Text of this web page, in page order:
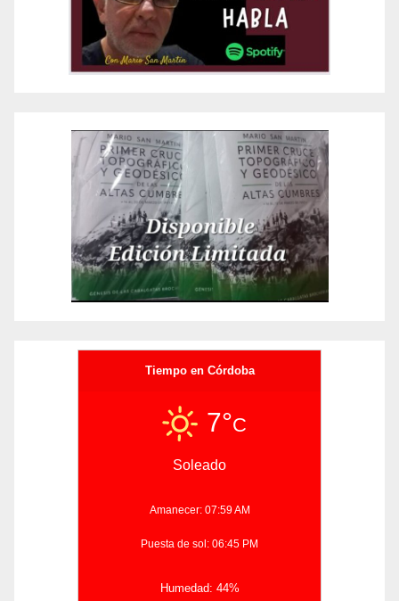
Tiempo en Córdoba
7°C
Soleado
Amanecer: 07:59 AM
Puesta de sol: 06:45 PM
Humedad: 44%